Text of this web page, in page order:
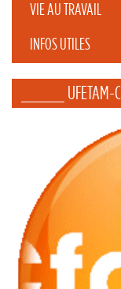
VIE AU TRAVAIL
INFOS UTILES
_____ UFETAM-